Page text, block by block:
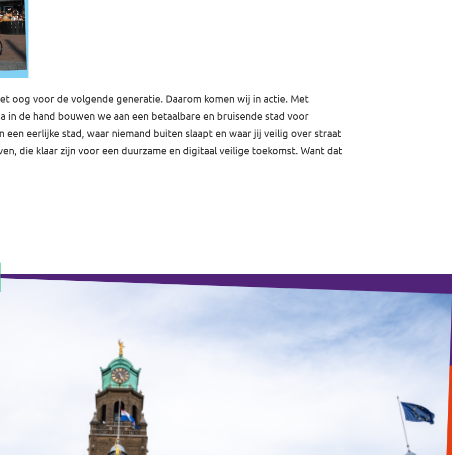
oog voor de volgende generatie. Daarom komen wij in actie. Met
de hand bouwen we aan een betaalbare en bruisende stad voor
een eerlijke stad, waar niemand buiten slaapt en waar jij veilig over straat
die klaar zijn voor een duurzame en digitaal veilige toekomst. Want dat